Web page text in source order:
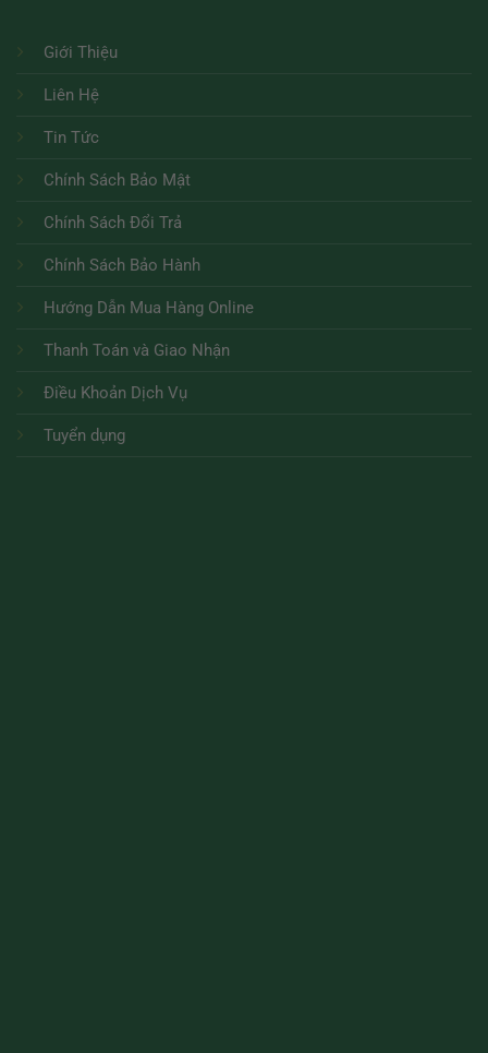
Giới Thiệu
Liên Hệ
Tin Tức
Chính Sách Bảo Mật
Chính Sách Đổi Trả
Chính Sách Bảo Hành
Hướng Dẫn Mua Hàng Online
Thanh Toán và Giao Nhận
Điều Khoản Dịch Vụ
Tuyển dụng